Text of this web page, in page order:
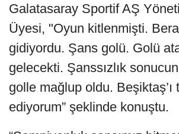
Galatasaray Sportif AŞ
Üyesi, "Oyun kitlenmişti.
gidiyordu. Şans golü. Golü
gelecekti. Şanssızlık
golle mağlup oldu. Beşiktaş’ı
ediyorum” şeklinde konuştu.